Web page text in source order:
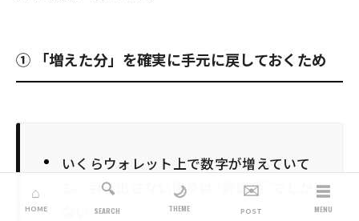
① 「増えた分」を確実に手元に戻しておくため
いくらウォレット上で数字が増えていて
引き出さない限りは“評価額”でしか
⌂
HOME
🔍
SEARCH
🌙
THEME
✉️
POST
☰
MENU